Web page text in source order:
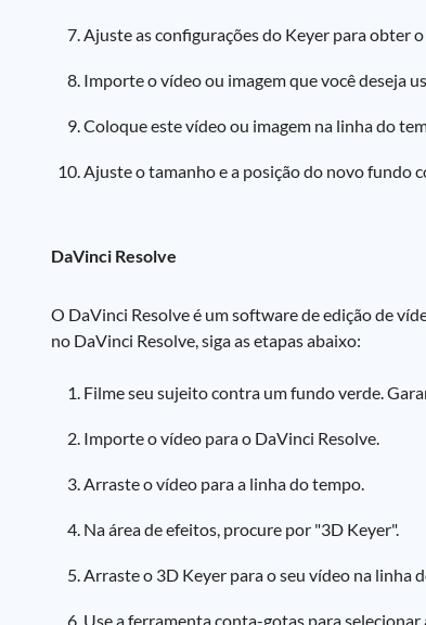
Ajuste as configurações do Keyer para obter
Importe o vídeo ou imagem que você deseja
Coloque este vídeo ou imagem na linha do
Ajuste o tamanho e a posição do novo fundo
DaVinci Resolve
O DaVinci Resolve é um software de edição de
no DaVinci Resolve, siga as etapas abaixo:
Filme seu sujeito contra um fundo verde.
Importe o vídeo para o DaVinci Resolve.
Arraste o vídeo para a linha do tempo.
Na área de efeitos, procure por "3D Keyer".
Arraste o 3D Keyer para o seu vídeo na linha
Use a ferramenta conta-gotas para selecionar